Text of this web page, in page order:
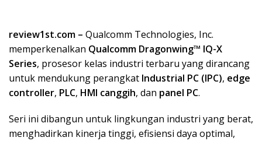
review1st.com – Qualcomm Technologies, Inc.
memperkenalkan Qualcomm Dragonwing™ IQ-X
Series, prosesor kelas industri terbaru yang dirancang
untuk mendukung perangkat Industrial PC (IPC), edge
controller, PLC, HMI canggih, dan panel PC.
Seri ini dibangun untuk lingkungan industri yang berat,
menghadirkan kinerja tinggi, efisiensi daya optimal,